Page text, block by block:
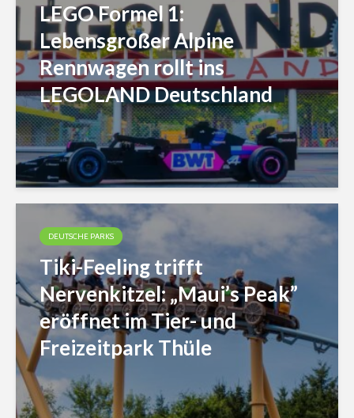
LEGO Formel 1:
Lebensgroßer Alpine
Rennwagen rollt ins
LEGOLAND Deutschland
DEUTSCHE PARKS
Tiki-Feeling trifft
Nervenkitzel: „Maui’s Peak”
eröffnet im Tier- und
Freizeitpark Thüle